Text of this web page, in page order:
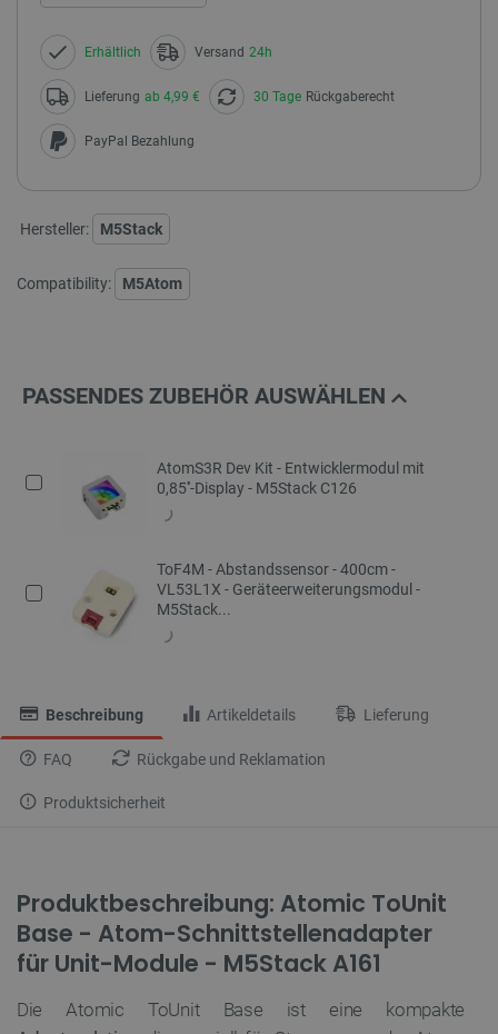
Erhältlich Versand 24h
Lieferung ab 4,99 € 30 Tage Rückgaberecht
PayPal Bezahlung
Hersteller: M5Stack
Compatibility: M5Atom
PASSENDES ZUBEHÖR AUSWÄHLEN
AtomS3R Dev Kit - Entwicklermodul mit
0,85''-Display - M5Stack C126
ToF4M - Abstandssensor - 400cm -
VL53L1X - Geräteerweiterungsmodul -
M5Stack...
Beschreibung Artikeldetails Lieferung
FAQ Rückgabe und Reklamation
Produktsicherheit
Produktbeschreibung: Atomic ToUnit
Base - Atom-Schnittstellenadapter
für Unit-Module - M5Stack A161
Die Atomic ToUnit Base ist eine kompakte